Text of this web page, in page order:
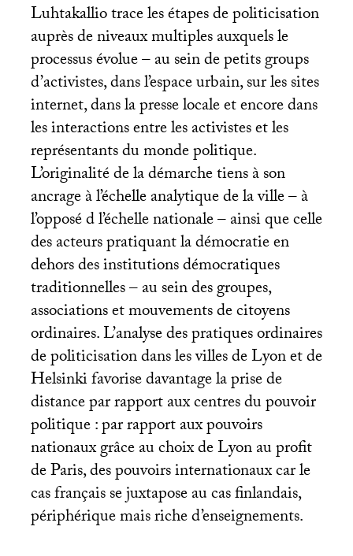
Luhtakallio trace les étapes de politicisation
auprès de niveaux multiples auxquels le
processus évolue – au sein de petits groups
d’activistes, dans l’espace urbain, sur les sites
internet, dans la presse locale et encore dans
les interactions entre les activistes et les
représentants du monde politique.
L’originalité de la démarche tiens à son
ancrage à l’échelle analytique de la ville – à
l’opposé d l’échelle nationale – ainsi que celle
des acteurs pratiquant la démocratie en
dehors des institutions démocratiques
traditionnelles – au sein des groupes,
associations et mouvements de citoyens
ordinaires. L’analyse des pratiques ordinaires
de politicisation dans les villes de Lyon et de
Helsinki favorise davantage la prise de
distance par rapport aux centres du pouvoir
politique : par rapport aux pouvoirs
nationaux grâce au choix de Lyon au profit
de Paris, des pouvoirs internationaux car le
cas français se juxtapose au cas finlandais,
périphérique mais riche d’enseignements.